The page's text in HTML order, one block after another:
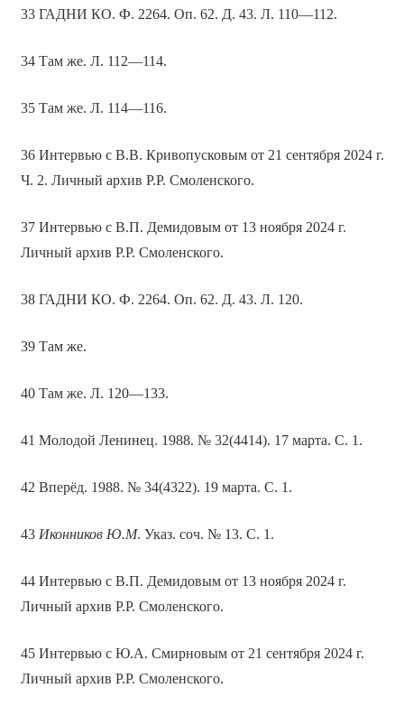
33 ГАДНИ КО. Ф. 2264. Оп. 62. Д. 43. Л. 110—112.
34 Там же. Л. 112—114.
35 Там же. Л. 114—116.
36 Интервью с В.В. Кривопусковым от 21 сентября 2024 г.
Ч. 2. Личный архив Р.Р. Смоленского.
37 Интервью с В.П. Демидовым от 13 ноября 2024 г.
Личный архив Р.Р. Смоленского.
38 ГАДНИ КО. Ф. 2264. Оп. 62. Д. 43. Л. 120.
39 Там же.
40 Там же. Л. 120—133.
41 Молодой Ленинец. 1988. № 32(4414). 17 марта. С. 1.
42 Вперёд. 1988. № 34(4322). 19 марта. С. 1.
43 Иконников Ю.М. Указ. соч. № 13. С. 1.
44 Интервью с В.П. Демидовым от 13 ноября 2024 г.
Личный архив Р.Р. Смоленского.
45 Интервью с Ю.А. Смирновым от 21 сентября 2024 г.
Личный архив Р.Р. Смоленского.